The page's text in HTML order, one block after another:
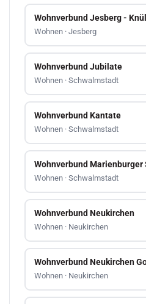
Wohnverbund Jesberg -
Wohnen · Jesberg
Wohnverbund Jubilate
Wohnen · Schwalmstadt
Wohnverbund Kantate
Wohnen · Schwalmstadt
Wohnverbund Marienburger
Wohnen · Schwalmstadt
Wohnverbund Neukirchen
Wohnen · Neukirchen
Wohnverbund Neukirchen
Wohnen · Neukirchen